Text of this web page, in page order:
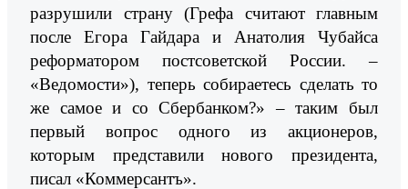
разрушили страну (Грефа считают главным
после Егора Гайдара и Анатолия Чубайса
реформатором постсоветской России. –
«Ведомости»), теперь собираетесь сделать то
же самое и со Сбербанком?» – таким был
первый вопрос одного из акционеров,
которым представили нового президента,
писал «Коммерсантъ».